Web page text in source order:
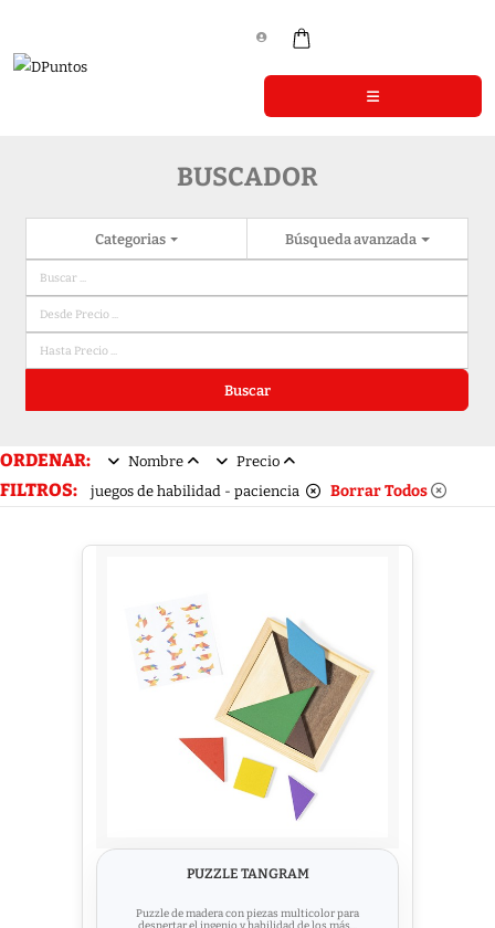
BUSCADOR
Categorias Búsqueda avanzada
Buscar
ORDENAR: Nombre Precio
FILTROS: juegos de habilidad - paciencia Borrar Todos
PUZZLE TANGRAM
Puzzle de madera con piezas multicolor para